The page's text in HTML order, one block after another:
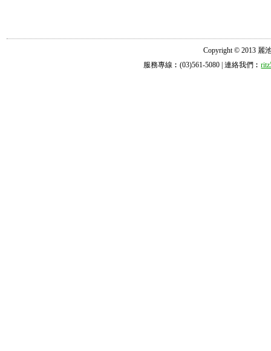
Copyright © 2013 麗
服務專線︰(03)561-5080 | 連絡我們︰